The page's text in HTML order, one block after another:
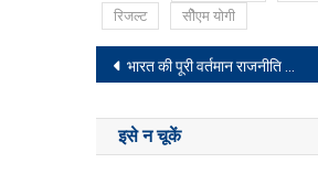
रिजल्ट
सीेेएम योगी
Post
navigation
भारत की पूरी वर्तमान राजनीति समझिए एक खबर से, कहां किस पार्टी की सरकार
इसे न चूकें